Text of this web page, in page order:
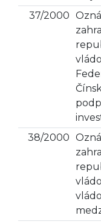
37/2000
38/2000